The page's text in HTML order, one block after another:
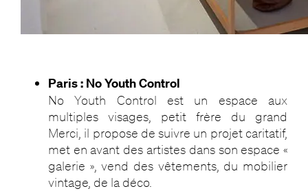
Paris : No Youth Control
No Youth Control est un espace aux
multiples visages, petit frère du grand
Merci, il propose de suivre un projet caritatif,
met en avant des artistes dans son espace «
galerie », vend des vêtements, du mobilier
vintage, de la déco.